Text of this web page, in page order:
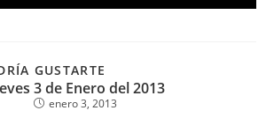
GUSTARTE
3 de Enero del 2013
enero 3, 2013